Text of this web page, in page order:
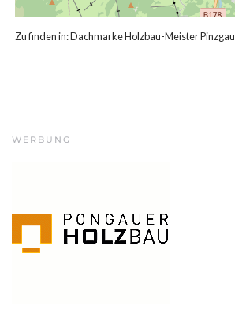
Zu finden in:Dachmarke Holzbau-Meister Pinzgau
WERBUNG